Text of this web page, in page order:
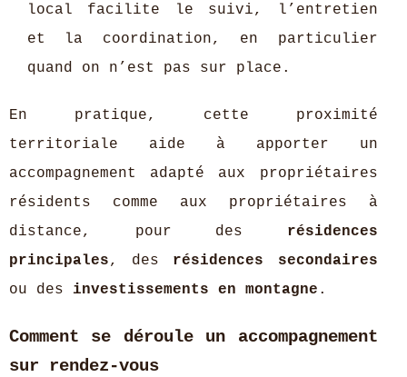
local facilite le suivi, l’entretien
et la coordination, en particulier
quand on n’est pas sur place.
En pratique, cette proximité
territoriale aide à apporter un
accompagnement adapté aux propriétaires
résidents comme aux propriétaires à
distance, pour des résidences
principales, des résidences secondaires
ou des investissements en montagne .
Comment se déroule un accompagnement
sur rendez‑vous